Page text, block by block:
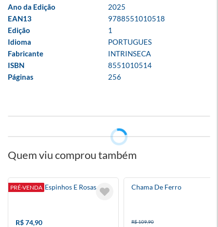
Ano da Edição
2025
EAN13
9788551010518
Edição
1
Idioma
PORTUGUES
Fabricante
INTRINSECA
ISBN
8551010514
Páginas
256
Quem viu comprou também
PRÉ-VENDA
Corte De Espinhos E Rosas 6
R$ 74,90
Chama De Ferro
R$ 109,90